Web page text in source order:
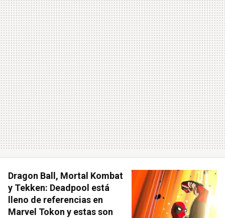
Dragon Ball, Mortal Kombat
y Tekken: Deadpool está
lleno de referencias en
Marvel Tokon y estas son